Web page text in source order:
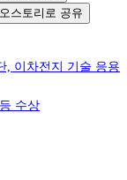
스토리로 공유
, 이차전지 기술 응용
수상